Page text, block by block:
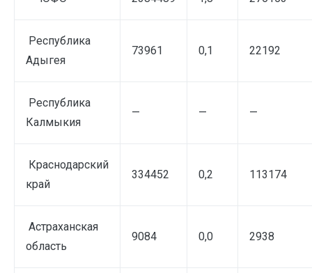
Республика
Адыгея
73961 0,1 22192
Республика
Калмыкия
— — —
Краснодарский
край
334452 0,2 113174
Астраханская
область
9084 0,0 2938